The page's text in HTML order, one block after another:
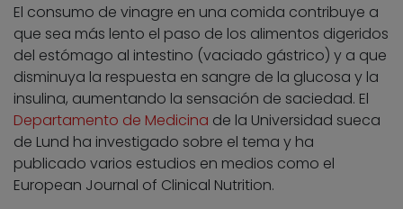
El consumo de vinagre en una comida contribuye a
que sea más lento el paso de los alimentos digeridos
del estómago al intestino (vaciado gástrico) y a que
disminuya la respuesta en sangre de la glucosa y la
insulina, aumentando la sensación de saciedad. El
Departamento de Medicina de la Universidad sueca
de Lund ha investigado sobre el tema y ha
publicado varios estudios en medios como el
European Journal of Clinical Nutrition.